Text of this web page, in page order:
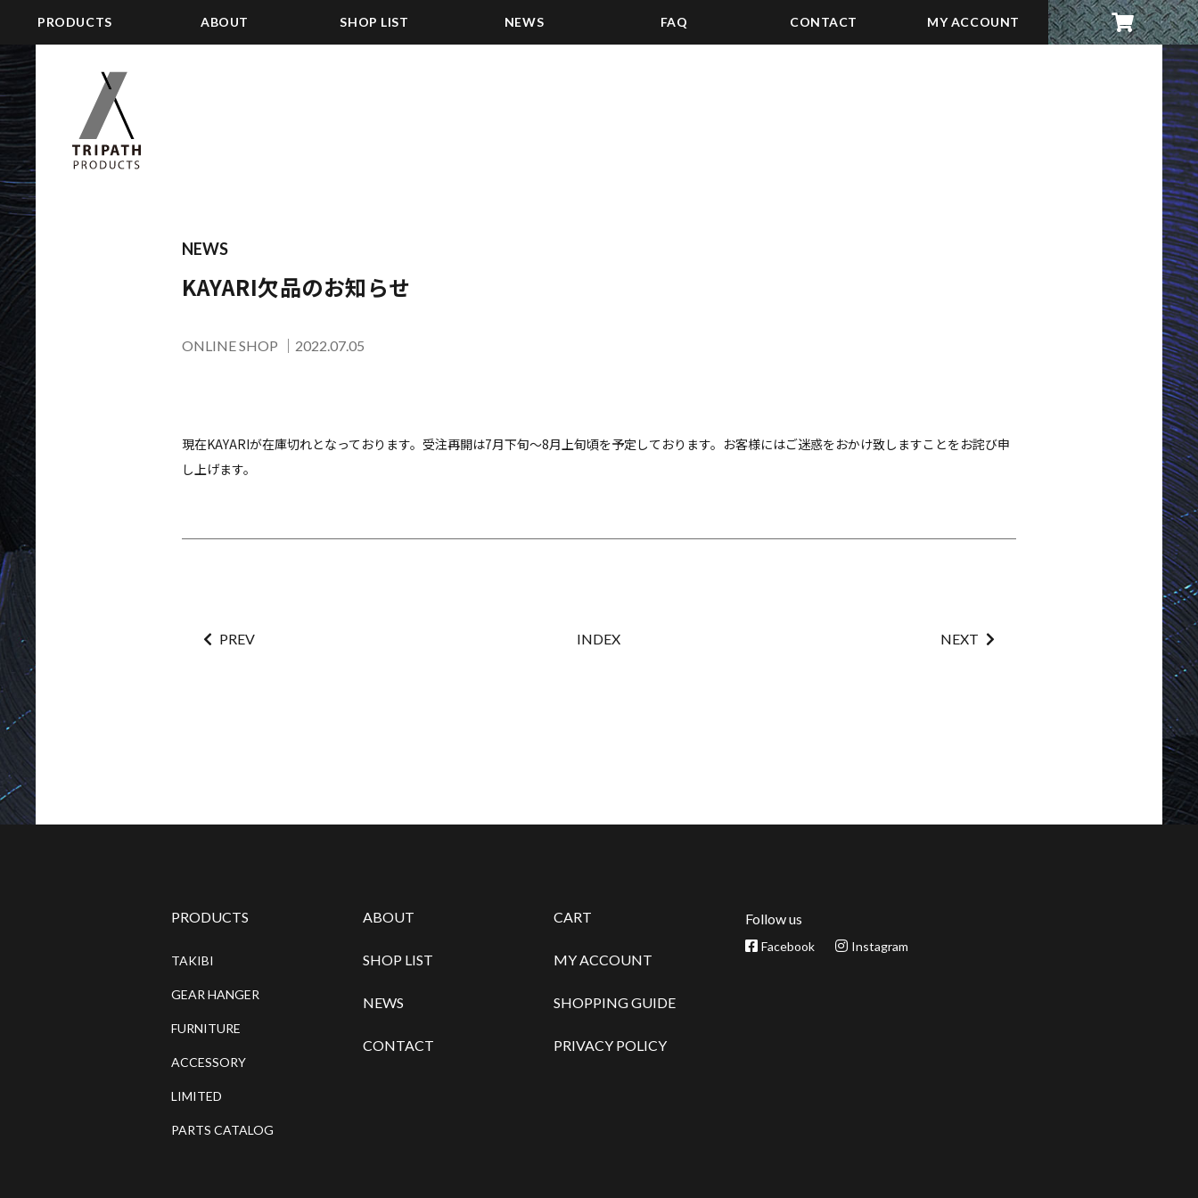
PRODUCTS ABOUT SHOP LIST NEWS FAQ CONTACT MY ACCOUNT
NEWS
KAYARI欠品のお知らせ
ONLINE SHOP 2022.07.05
現在KAYARIが在庫切れとなっております。受注再開は7月下旬～8月上旬頃を予定しております。お客様にはご迷惑をおかけ致しますことをお詫び申
し上げます。
PREV INDEX NEXT
PRODUCTS
TAKIBI
GEAR HANGER
FURNITURE
ACCESSORY
LIMITED
PARTS CATALOG
ABOUT
SHOP LIST
NEWS
CONTACT
CART
MY ACCOUNT
SHOPPING GUIDE
PRIVACY POLICY
Follow us
Facebook Instagram